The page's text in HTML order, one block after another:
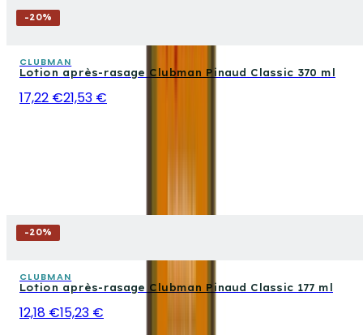
-20%
CLUBMAN
Lotion après-rasage Clubman Pinaud Classic 370 ml
17,22 €21,53 €
-20%
CLUBMAN
Lotion après-rasage Clubman Pinaud Classic 177 ml
12,18 €15,23 €